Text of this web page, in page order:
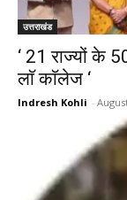
उत्तराखंड
‘ 21 राज्यों के
लाॅ काॅलेज ‘
Indresh Kohli -